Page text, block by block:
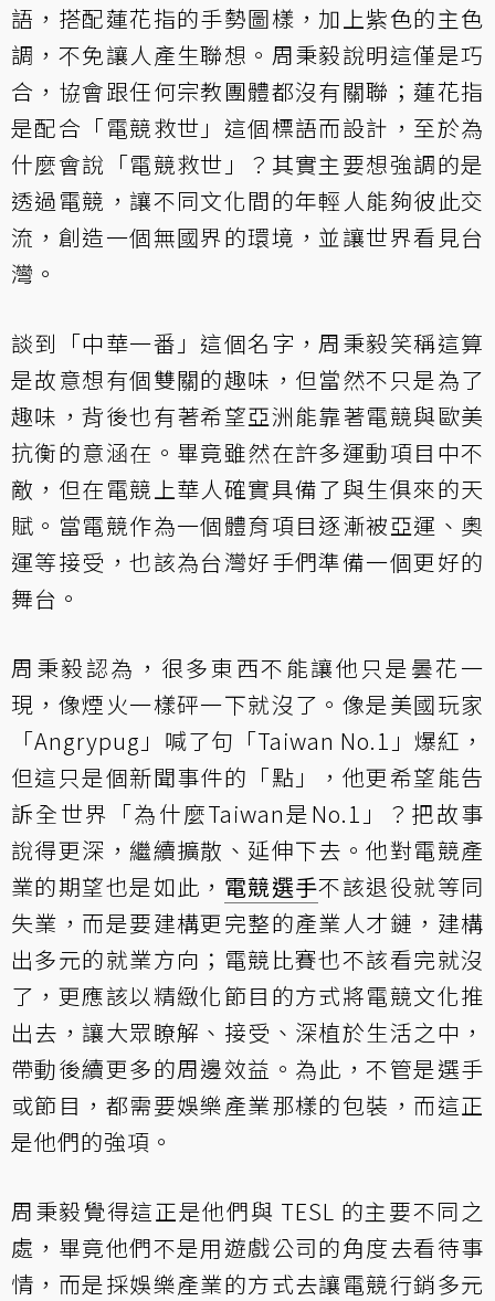
語，搭配蓮花指的手勢圖樣，加上紫色的主色
調，不免讓人產生聯想。周秉毅說明這僅是巧
合，協會跟任何宗教團體都沒有關聯；蓮花指
是配合「電競救世」這個標語而設計，至於為
什麼會說「電競救世」？其實主要想強調的是
透過電競，讓不同文化間的年輕人能夠彼此交
流，創造一個無國界的環境，並讓世界看見台
灣。
談到「中華一番」這個名字，周秉毅笑稱這算
是故意想有個雙關的趣味，但當然不只是為了
趣味，背後也有著希望亞洲能靠著電競與歐美
抗衡的意涵在。畢竟雖然在許多運動項目中不
敵，但在電競上華人確實具備了與生俱來的天
賦。當電競作為一個體育項目逐漸被亞運、奧
運等接受，也該為台灣好手們準備一個更好的
舞台。
周秉毅認為，很多東西不能讓他只是曇花一
現，像煙火一樣砰一下就沒了。像是美國玩家
「Angrypug」喊了句「Taiwan No.1」爆紅，
但這只是個新聞事件的「點」，他更希望能告
訴全世界「為什麼Taiwan是No.1」？把故事
說得更深，繼續擴散、延伸下去。他對電競產
業的期望也是如此， 電競選手不該退役就等同
失業，而是要建構更完整的產業人才鏈，建構
出多元的就業方向；電競比賽也不該看完就沒
了，更應該以精緻化節目的方式將電競文化推
出去，讓大眾瞭解、接受、深植於生活之中，
帶動後續更多的周邊效益。為此，不管是選手
或節目，都需要娛樂產業那樣的包裝，而這正
是他們的強項。
周秉毅覺得這正是他們與 TESL 的主要不同之
處，畢竟他們不是用遊戲公司的角度去看待事
情，而是採娛樂產業的方式去讓電競行銷多元